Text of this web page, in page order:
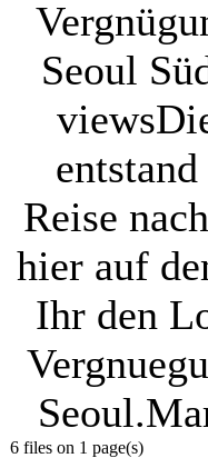
Seoul
views
Reise
hier auf
Ihr den
Seoul.
6 files on 1 page(s)